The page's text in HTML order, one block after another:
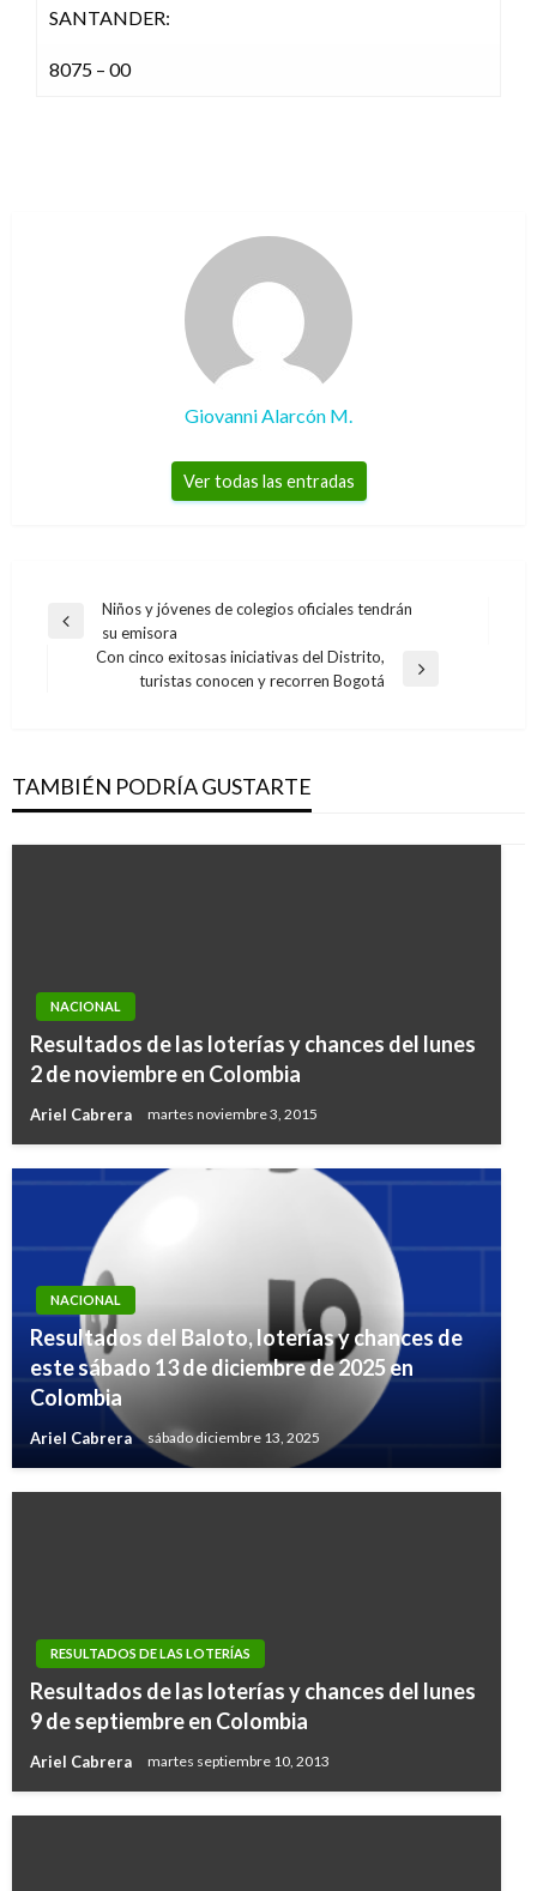
SANTANDER:
8075 – 00
Giovanni Alarcón M.
Ver todas las entradas
Navegación
entradas
Entrada
anterior
Niños y jóvenes de colegios oficiales tendrán
su emisora
Con cinco exitosas iniciativas del Distrito,
turistas conocen y recorren Bogotá
TAMBIÉN PODRÍA GUSTARTE
NACIONAL
Resultados de las loterías y chances del lunes
2 de noviembre en Colombia
Ariel Cabrera martes noviembre 3, 2015
NACIONAL
Resultados del Baloto, loterías y chances de
este sábado 13 de diciembre de 2025 en
Colombia
Ariel Cabrera sábado diciembre 13, 2025
RESULTADOS DE LAS LOTERÍAS
Resultados de las loterías y chances del lunes
9 de septiembre en Colombia
Ariel Cabrera martes septiembre 10, 2013